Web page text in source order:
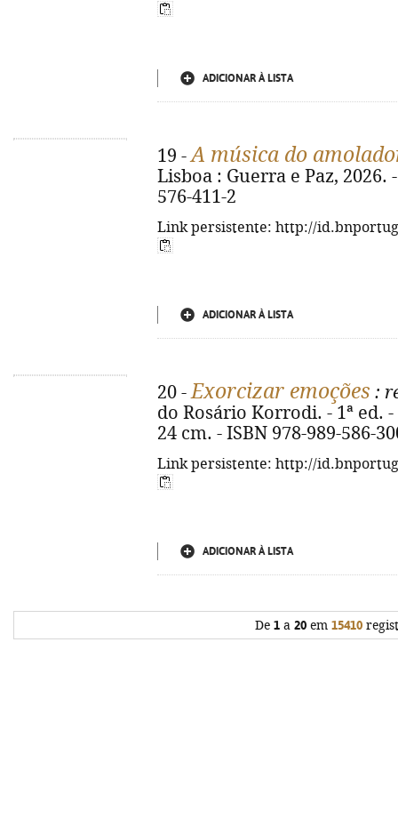
ADICIONAR À LISTA
19 -A música do
Lisboa : Guerra e Paz, 2026.
576-411-2
Link persistente: http://
ADICIONAR À LISTA
20 -Exorcizar emoções :
do Rosário Korrodi. - 1ª ed.
24 cm. - ISBN 978-989-586-
Link persistente: http://
ADICIONAR À LISTA
De 1 a 20 em 15410